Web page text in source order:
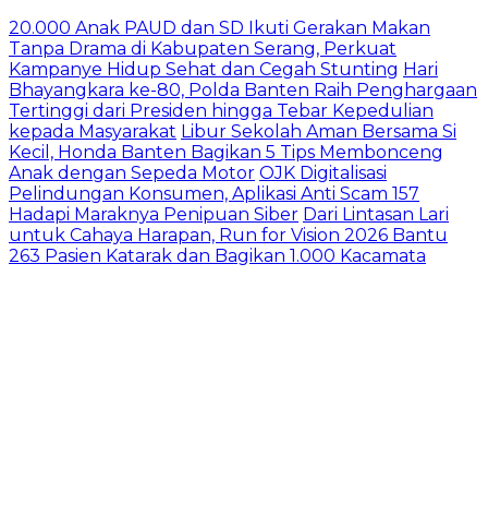
20.000 Anak PAUD dan SD Ikuti Gerakan Makan
Tanpa Drama di Kabupaten Serang, Perkuat
Kampanye Hidup Sehat dan Cegah Stunting Hari
Bhayangkara ke-80, Polda Banten Raih Penghargaan
Tertinggi dari Presiden hingga Tebar Kepedulian
kepada Masyarakat Libur Sekolah Aman Bersama Si
Kecil, Honda Banten Bagikan 5 Tips Membonceng
Anak dengan Sepeda Motor OJK Digitalisasi
Pelindungan Konsumen, Aplikasi Anti Scam 157
Hadapi Maraknya Penipuan Siber Dari Lintasan Lari
untuk Cahaya Harapan, Run for Vision 2026 Bantu
263 Pasien Katarak dan Bagikan 1.000 Kacamata